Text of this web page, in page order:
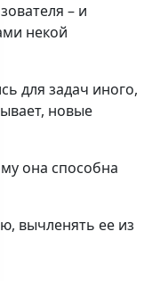
– и
некой
для задач иного,
новые
она способна
вычленять ее из